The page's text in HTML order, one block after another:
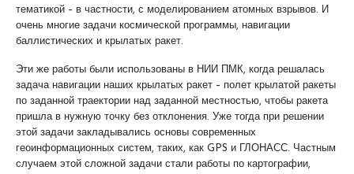
тематикой – в частности, с моделированием атомных взрывов. И
очень многие задачи космической программы, навигации
баллистических и крылатых ракет.
Эти же работы были использованы в НИИ ПМК, когда решалась
задача навигации наших крылатых ракет – полет крылатой ракеты
по заданной траектории над заданной местностью, чтобы ракета
пришла в нужную точку без отклонения. Уже тогда при решении
этой задачи закладывались основы современных
геоинформационных систем, таких, как GPS и ГЛОНАСС. Частным
случаем этой сложной задачи стали работы по картографии,